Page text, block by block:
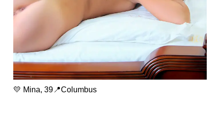
💛 Mina, 39📍Columbus